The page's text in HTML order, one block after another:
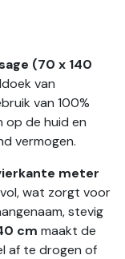
(70 x 140
van
van 100%
op de huid en
vermogen.
meter
wat zorgt voor
stevig
cm maakt de
af te drogen of